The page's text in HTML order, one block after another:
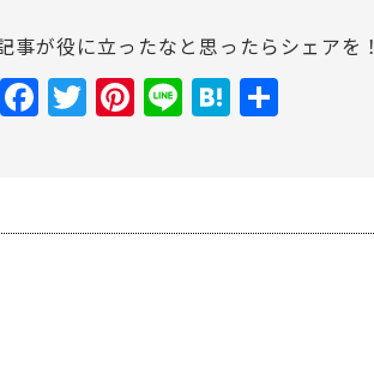
事が役に立ったなと思ったらシェアを！
F
T
Pi Li H